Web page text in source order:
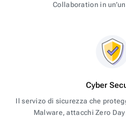
Collaboration in
Cyber
Il servizo di sicurezza che
Malware, attacchi Zero